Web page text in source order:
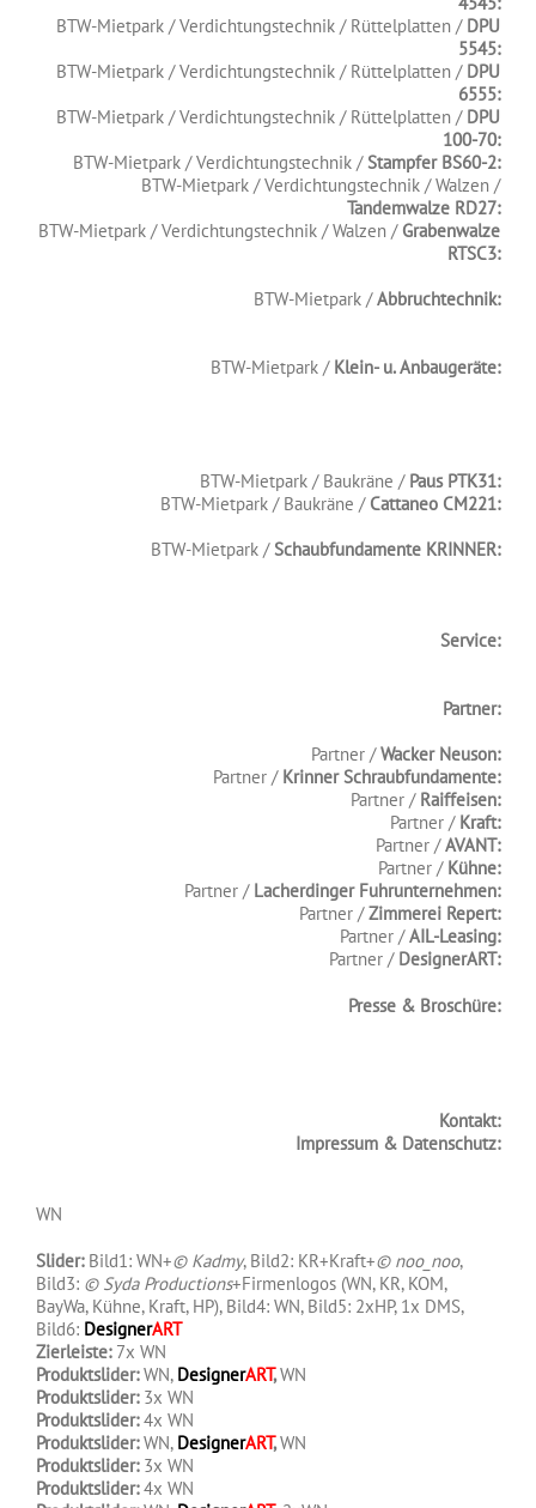
BTW-Mietpark / Verdichtungstechnik / Rüttelplatten / DPU
5545:
BTW-Mietpark / Verdichtungstechnik / Rüttelplatten /DPU
6555:
BTW-Mietpark / Verdichtungstechnik / Rüttelplatten / DPU
100-70:
BTW-Mietpark / Verdichtungstechnik /Stampfer BS60-2:
BTW-Mietpark / Verdichtungstechnik / Walzen /
Tandemwalze RD27:
BTW-Mietpark / Verdichtungstechnik / Walzen /Grabenwalze
RTSC3:
BTW-Mietpark /Abbruchtechnik:
BTW-Mietpark /Klein- u. Anbaugeräte:
BTW-Mietpark / Baukräne /Paus PTK31:
BTW-Mietpark / Baukräne /Cattaneo CM221:
BTW-Mietpark /Schaubfundamente KRINNER:
Service:
Partner:
Partner /Wacker Neuson:
Partner /Krinner Schraubfundamente:
Partner /Raiffeisen:
Partner / Kraft:
Partner /AVANT:
Partner /Kühne:
Partner /Lacherdinger Fuhrunternehmen:
Partner /Zimmerei Repert:
Partner /AIL-Leasing:
Partner /DesignerART:
Presse & Broschüre:
Kontakt:
Impressum & Datenschutz:
WN
Slider:Bild1: WN+© Kadmy, Bild2: KR+Kraft+© noo_noo,
Bild3: © Syda Productions+Firmenlogos (WN, KR, KOM,
BayWa, Kühne, Kraft, HP), Bild4: WN, Bild5: 2xHP, 1x DMS,
Bild6: DesignerART
Zierleiste:7x WN
Produktslider:WN, DesignerART,WN
Produktslider:3x WN
Produktslider:4x WN
Produktslider:WN, DesignerART,WN
Produktslider:3x WN
Produktslider:4x WN